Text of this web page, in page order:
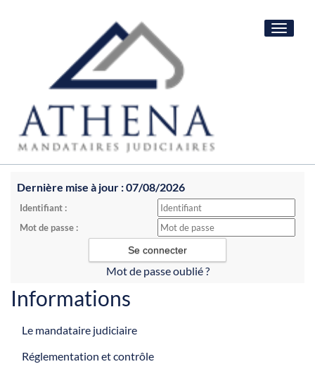
Toggle
Dernière mise à jour : 07/08/2026
Identifiant :
Mot de passe :
Mot de passe oublié ?
Informations
Le mandataire judiciaire
Réglementation et contrôle